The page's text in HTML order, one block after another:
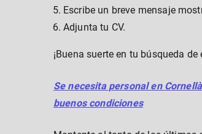
Escribe un breve mensaje
Adjunta tu CV.
¡Buena suerte en tu búsqueda
Se necesita personal en
buenos condiciones